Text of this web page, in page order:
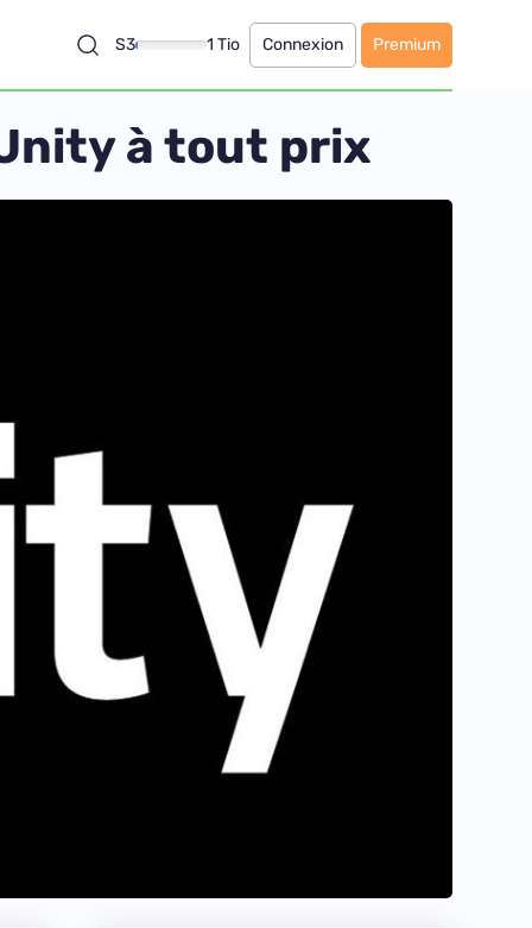
S3 1 Tio Connexion Premium
à tout prix